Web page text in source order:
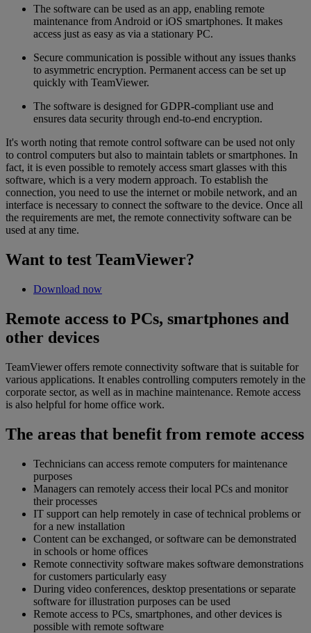
The software can be used as an app, enabling remote
maintenance from Android or iOS smartphones. It makes
access just as easy as via a stationary PC.
Secure communication is possible without any issues thanks
to asymmetric encryption. Permanent access can be set up
quickly with TeamViewer.
The software is designed for GDPR-compliant use and
ensures data security through end-to-end encryption.
It's worth noting that remote control software can be used not only
to control computers but also to maintain tablets or smartphones. In
fact, it is even possible to remotely access smart glasses with this
software, which is a very modern approach. To establish the
connection, you need to use the internet or mobile network, and an
interface is necessary to connect the software to the device. Once all
the requirements are met, the remote connectivity software can be
used at any time.
Want to test TeamViewer?
Download now
Remote access to PCs, smartphones and
other devices
TeamViewer offers remote connectivity software that is suitable for
various applications. It enables controlling computers remotely in the
corporate sector, as well as in machine maintenance. Remote access
is also helpful for home office work.
The areas that benefit from remote access
Technicians can access remote computers for maintenance
purposes
Managers can remotely access their local PCs and monitor
their processes
IT support can help remotely in case of technical problems or
for a new installation
Content can be exchanged, or software can be demonstrated
in schools or home offices
Remote connectivity software makes software demonstrations
for customers particularly easy
During video conferences, desktop presentations or separate
software for illustration purposes can be used
Remote access to PCs, smartphones, and other devices is
possible with remote software